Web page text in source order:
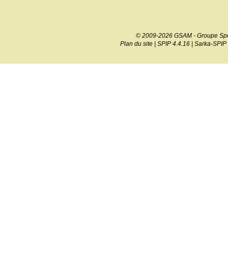
© 2009-2026 GSAM - Groupe
Plan du site| SPIP 4.4.16| Sarka-SPIP